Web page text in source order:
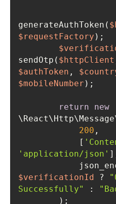
generateAuthToken(
$requestFactory
sendOtp( $httpClient
$authToken ,
$mobileNumber
return
new
200
            [
'application/json'
$verificationId
?
Successfully"
: